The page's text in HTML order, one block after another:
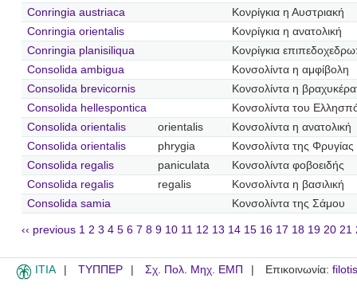
Conringia austriaca
Κονρίγκια η Αυστριακή
Conringia orientalis
Κονρίγκια η ανατολική
Conringia planisiliqua
Κονρίγκια
Consolida ambigua
Κονσολίντα η αμφίβολη
Consolida brevicornis
Κονσολίντα η
Consolida hellespontica
Κονσολίντα του
Consolida orientalis
orientalis
Κονσολίντα η ανατολική
Consolida orientalis
phrygia
Κονσολίντα της Φρυγίας
Consolida regalis
paniculata
Κονσολίντα φοβοειδής
Consolida regalis
regalis
Κονσολίντα η βασιλική
Consolida samia
Κονσολίντα της Σάμου
‹‹ previous 1 2 3 4 5 6 7 8 9 10 11 12 13 14 15 16 17 18 19 20 21
ITIA ΤΥΠΠΕΡ Σχ. Πολ. Μηχ. ΕΜΠ Επικοινωνία: